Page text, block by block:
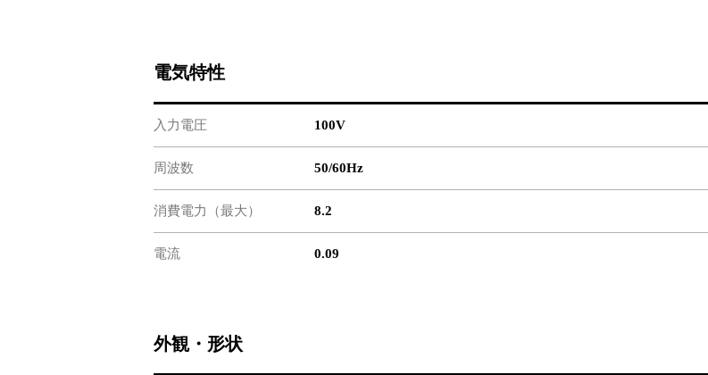
電気特性
入力電圧 100V
周波数 50/60Hz
消費電力（最大） 8.2
電流 0.09
外観・形状